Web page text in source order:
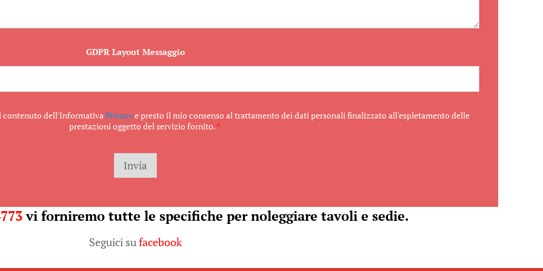
GDPR Layout Messaggio
contenuto dell'InformativaPrivacye presto il mio consenso al trattamento dei dati personali finalizzato all'espletamento delle
prestazioni oggetto del servizio fornito.*
Invia
vi forniremo tutte le specifiche per noleggiare tavoli e sedie.
Seguici sufacebook